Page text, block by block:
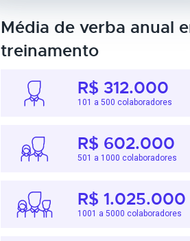
Média de verba anual
treinamento
R$ 312.000
101 a 500 colaboradores
R$ 602.000
501 a 1000 colaboradores
R$ 1.025.000
1001 a 5000 colaboradores